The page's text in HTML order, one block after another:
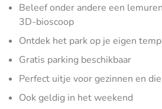
Beleef onder andere een
3D-bioscoop
Ontdek het park op je eigen
Gratis parking beschikbaar
Perfect uitje voor gezinnen en
Ook geldig in het weekend